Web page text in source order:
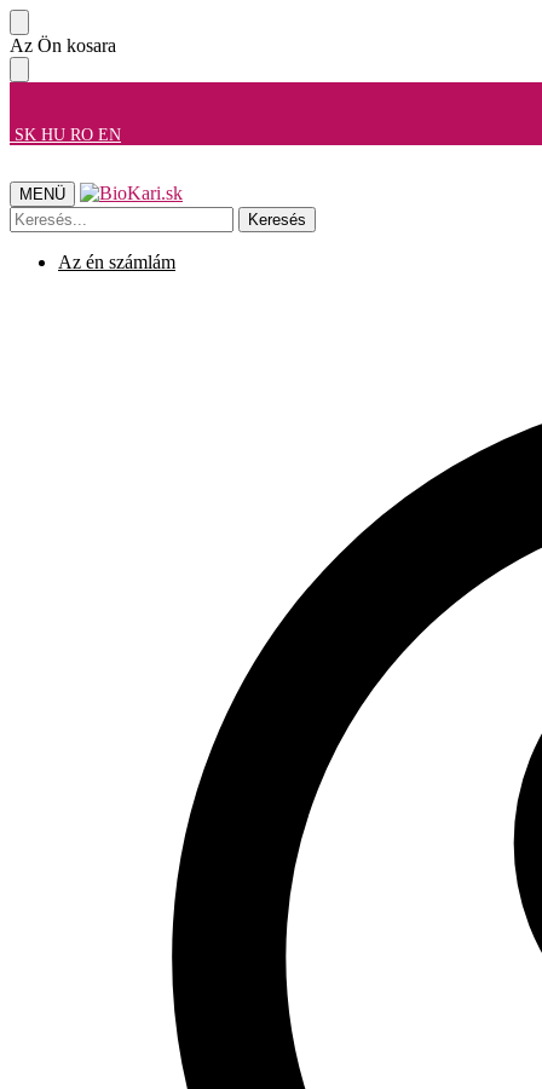
Ugrás
a
navigációhoz
Ugrás
a
tartalomra
Az Ön kosara
SK HU RO EN
MENÜ
Keresés
a
következőre:
Keresés
Az én számlám